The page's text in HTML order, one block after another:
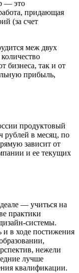
— это
придающая
(за счет
меж двух
бизнеса, так и от
прибыль,
продуктовый
рублей в месяц, по
зависит от
и ее текущих
— учиться на
практики
системы.
в ходе постижения
нежели
лучше
квалификации.